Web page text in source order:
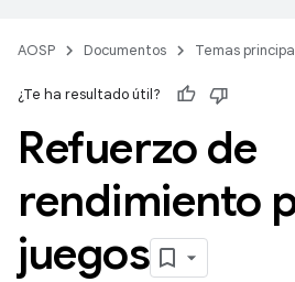
AOSP Documentos Temas
¿Te ha resultado útil?
Refuerzo de
rendimiento
juegos